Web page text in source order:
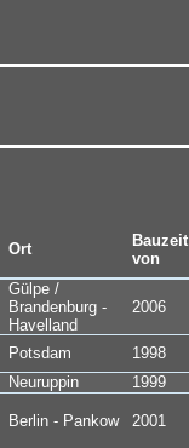
Ort
Bauzeit
von
Gülpe /
Brandenburg -
Havelland
2006
Potsdam 1998
Neuruppin 1999
Berlin - Pankow 2001